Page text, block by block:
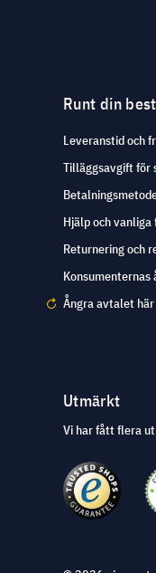
Runt din
Leveranstid och
Tilläggsavgift för
Hjälp och vanliga
Returnering och
Ångra avtalet här
Utmärkt
Vi har fått flera